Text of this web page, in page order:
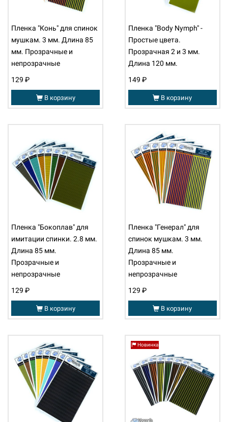
В корзину
Пленка "Конь" для спинок
мушкам. 3 мм. Длина 85
мм. Прозрачные и
непрозрачные
129 ₽
В корзину
Пленка "Body Nymph" -
Простые цвета.
Прозрачная 2 и 3 мм.
Длина 120 мм.
149 ₽
В корзину
Пленка "Бокоплав" для
имитации спинки. 2.8 мм.
Длина 85 мм.
Прозрачные и
непрозрачные
129 ₽
В корзину
Пленка "Генерал" для
спинок мушкам. 3 мм.
Длина 85 мм.
Прозрачные и
непрозрачные
129 ₽
Новинка